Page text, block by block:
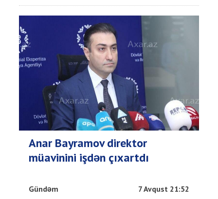
Anar Bayramov direktor
müavinini işdən çıxartdı
Gündəm 7 Avqust 21:52